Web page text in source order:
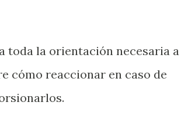
toda la orientación necesaria a
cómo reaccionar en caso de